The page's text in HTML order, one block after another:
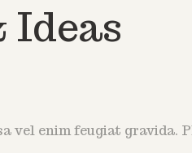
Ideas
vel enim feugiat gravida.